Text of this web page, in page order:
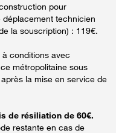
pour
technicien
la souscription) : 119€.
à conditions avec
métropolitaine sous
la mise en service de
de résiliation de 60€.
restante en cas de